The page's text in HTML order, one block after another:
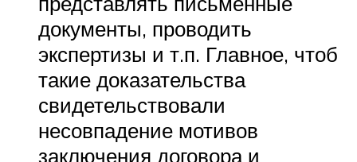
документы, проводить
экспертизы и т.п. Главное, чтоб
такие доказательства
свидетельствовали
несовпадение мотивов
заключения договора и